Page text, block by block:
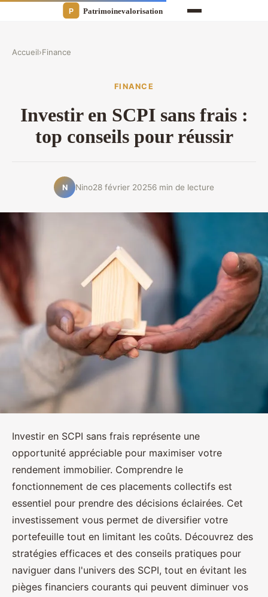
Accueil›Finance
FINANCE
Investir en SCPI sans frais :
top conseils pour réussir
N Nino28 février 20256 min de lecture
Investir en SCPI sans frais représente une
opportunité appréciable pour maximiser votre
rendement immobilier. Comprendre le
fonctionnement de ces placements collectifs est
essentiel pour prendre des décisions éclairées. Cet
investissement vous permet de diversifier votre
portefeuille tout en limitant les coûts. Découvrez des
stratégies efficaces et des conseils pratiques pour
naviguer dans l'univers des SCPI, tout en évitant les
pièges financiers courants qui peuvent diminuer vos